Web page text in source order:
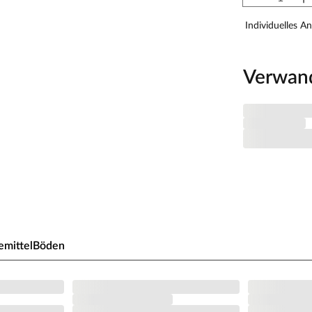
und unkompliziert. Von Vorteil ist auch, dass
Individuelles
Böden